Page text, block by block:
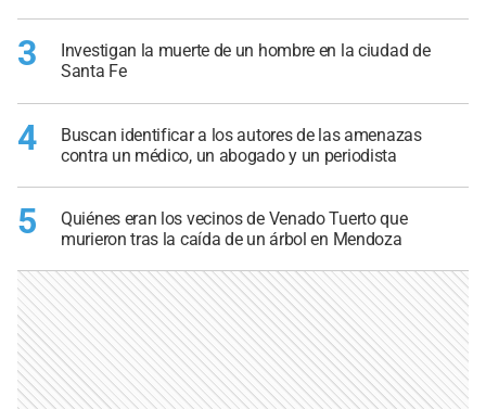
3
Investigan la muerte de un hombre en la ciudad de
Santa Fe
4
Buscan identificar a los autores de las amenazas
contra un médico, un abogado y un periodista
5
Quiénes eran los vecinos de Venado Tuerto que
murieron tras la caída de un árbol en Mendoza